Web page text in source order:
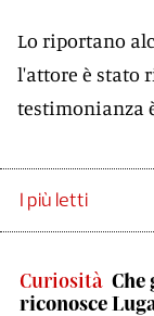
Lo riportano
l'attore è stato
testimonianza
I più letti
Curiosità Che
riconosce